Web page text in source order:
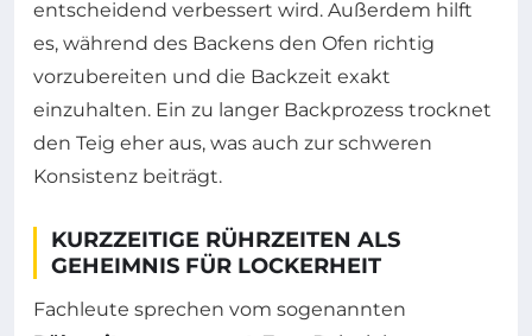
entscheidend verbessert wird. Außerdem hilft
es, während des Backens den Ofen richtig
vorzubereiten und die Backzeit exakt
einzuhalten. Ein zu langer Backprozess trocknet
den Teig eher aus, was auch zur schweren
Konsistenz beiträgt.
KURZZEITIGE RÜHRZEITEN ALS
GEHEIMNIS FÜR LOCKERHEIT
Fachleute sprechen vom sogenannten